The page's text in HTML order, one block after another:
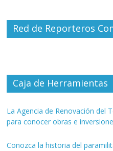
Red de Reporteros
Caja de Herramientas
La Agencia de Renovación del
para conocer obras e
Conozca la historia del